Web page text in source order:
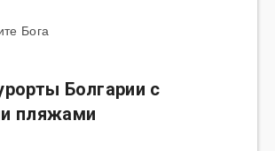
Болгарии с
пляжами